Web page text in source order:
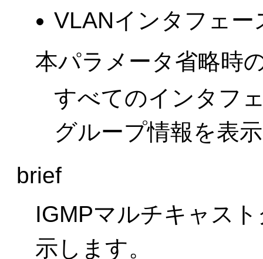
VLANインタフェー
本パラメータ省略時
すべてのインタフ
グループ情報を表
brief
IGMPマルチキャス
示します。